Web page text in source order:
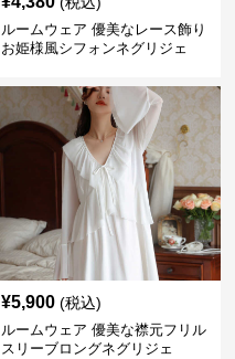
ルームウェア 優美なレース飾り
お姫様風シフォンネグリジェ
¥5,900 (税込)
ルームウェア 優美な襟元フリル
スリーブロングネグリジェ